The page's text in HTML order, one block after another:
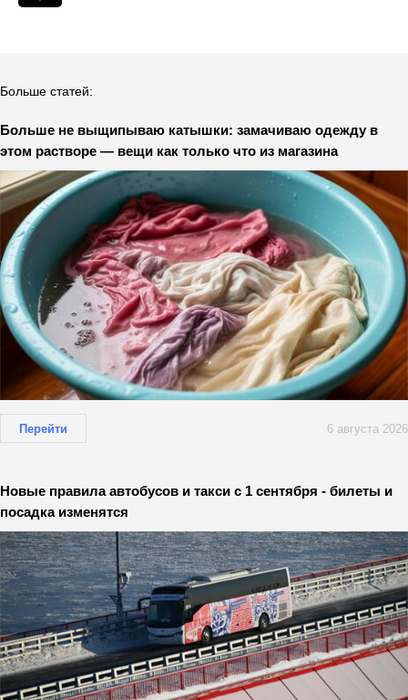
Больше статей:
Больше не выщипываю катышки: замачиваю одежду в
этом растворе — вещи как только что из магазина
Перейти 6 августа 2026
Новые правила автобусов и такси с 1 сентября - билеты и
посадка изменятся